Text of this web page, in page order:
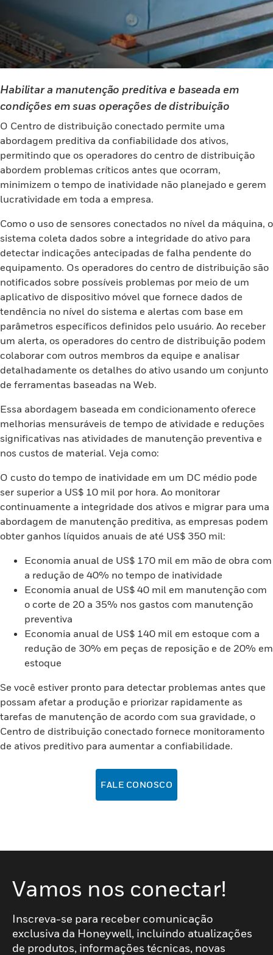
Habilitar a manutenção preditiva e baseada em
condições em suas operações de distribuição
O Centro de distribuição conectado permite uma
abordagem preditiva da confiabilidade dos ativos,
permitindo que os operadores do centro de distribuição
abordem problemas críticos antes que ocorram,
minimizem o tempo de inatividade não planejado e gerem
lucratividade em toda a empresa.
Como o uso de sensores conectados no nível da máquina, o
sistema coleta dados sobre a integridade do ativo para
detectar indicações antecipadas de falha pendente do
equipamento. Os operadores do centro de distribuição são
notificados sobre possíveis problemas por meio de um
aplicativo de dispositivo móvel que fornece dados de
tendência no nível do sistema e alertas com base em
parâmetros específicos definidos pelo usuário. Ao receber
um alerta, os operadores do centro de distribuição podem
colaborar com outros membros da equipe e analisar
detalhadamente os detalhes do ativo usando um conjunto
de ferramentas baseadas na Web.
Essa abordagem baseada em condicionamento oferece
melhorias mensuráveis de tempo de atividade e reduções
significativas nas atividades de manutenção preventiva e
nos custos de material. Veja como:
O custo do tempo de inatividade em um DC médio pode
ser superior a US$ 10 mil por hora. Ao monitorar
continuamente a integridade dos ativos e migrar para uma
abordagem de manutenção preditiva, as empresas podem
obter ganhos líquidos anuais de até US$ 350 mil:
Economia anual de US$ 170 mil em mão de obra com
a redução de 40% no tempo de inatividade
Economia anual de US$ 40 mil em manutenção com
o corte de 20 a 35% nos gastos com manutenção
preventiva
Economia anual de US$ 140 mil em estoque com a
redução de 30% em peças de reposição e de 20% em
estoque
Se você estiver pronto para detectar problemas antes que
possam afetar a produção e priorizar rapidamente as
tarefas de manutenção de acordo com sua gravidade, o
Centro de distribuição conectado fornece monitoramento
de ativos preditivo para aumentar a confiabilidade.
FALE CONOSCO
Vamos nos conectar!
Inscreva-se para receber comunicação
exclusiva da Honeywell, incluindo atualizações
de produtos, informações técnicas, novas